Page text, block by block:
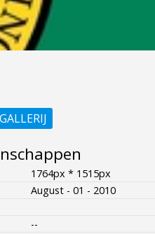
GALLERIJ
1764px * 1515px
August - 01 - 2010
--